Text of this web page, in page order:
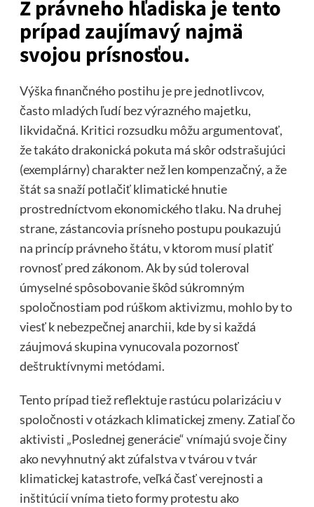
Z právneho hľadiska je tento
prípad zaujímavý najmä
svojou prísnosťou.
Výška finančného postihu je pre jednotlivcov,
často mladých ľudí bez výrazného majetku,
likvidačná. Kritici rozsudku môžu argumentovať,
že takáto drakonická pokuta má skôr odstrašujúci
(exemplárny) charakter než len kompenzačný, a že
štát sa snaží potlačiť klimatické hnutie
prostredníctvom ekonomického tlaku. Na druhej
strane, zástancovia prísneho postupu poukazujú
na princíp právneho štátu, v ktorom musí platiť
rovnosť pred zákonom. Ak by súd toleroval
úmyselné spôsobovanie škôd súkromným
spoločnostiam pod rúškom aktivizmu, mohlo by to
viesť k nebezpečnej anarchii, kde by si každá
záujmová skupina vynucovala pozornosť
deštruktívnymi metódami.
Tento prípad tiež reflektuje rastúcu polarizáciu v
spoločnosti v otázkach klimatickej zmeny. Zatiaľ čo
aktivisti „Poslednej generácie“ vnímajú svoje činy
ako nevyhnutný akt zúfalstva v tvárou v tvár
klimatickej katastrofe, veľká časť verejnosti a
inštitúcií vníma tieto formy protestu ako